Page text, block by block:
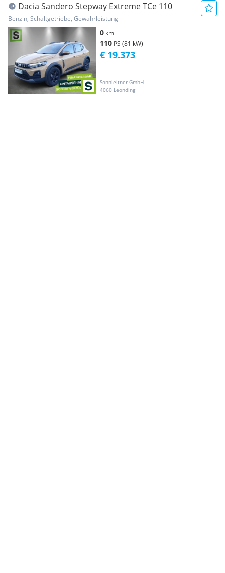
Dacia Sandero Stepway Extreme TCe 110
Benzin, Schaltgetriebe, Gewährleistung
0 km
110 PS (81 kW)
Sonnleitner GmbH
4060 Leonding
€ 19.373